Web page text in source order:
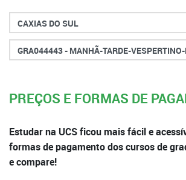
Cidade
Turno
PREÇOS E FORMAS DE
Estudar na UCS ficou mais fácil e
formas de pagamento dos cursos de
e compare!